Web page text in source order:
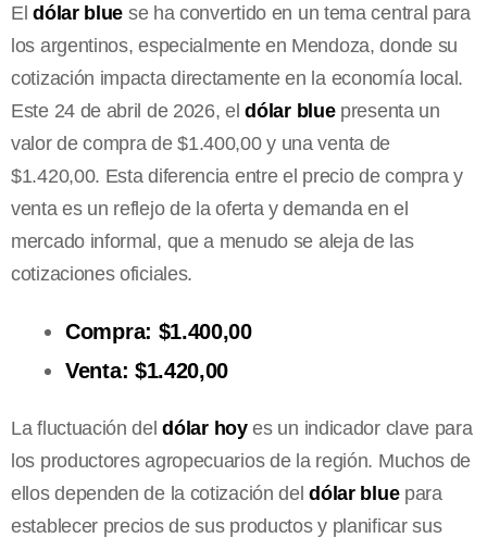
Eldólar blue se ha convertido en un tema central para
los argentinos, especialmente en Mendoza, donde su
cotización impacta directamente en la economía local.
Este 24 de abril de 2026, eldólar bluepresenta un
valor de compra de $1.400,00 y una venta de
$1.420,00. Esta diferencia entre el precio de compra y
venta es un reflejo de la oferta y demanda en el
mercado informal, que a menudo se aleja de las
cotizaciones oficiales.
Compra: $1.400,00
Venta: $1.420,00
La fluctuación deldólar hoyes un indicador clave para
los productores agropecuarios de la región. Muchos de
ellos dependen de la cotización deldólar bluepara
establecer precios de sus productos y planificar sus